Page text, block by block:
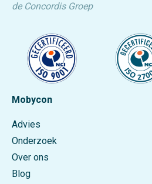
de Concordis Groep
Mobycon
Advies
Onderzoek
Over ons
Blog